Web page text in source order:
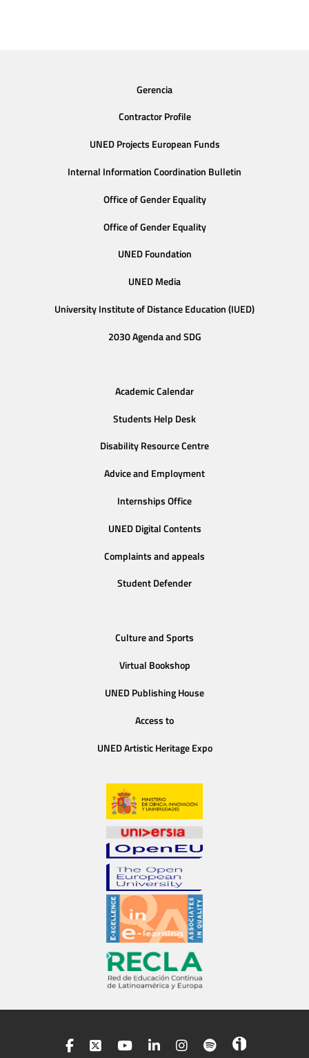
Gerencia
Contractor Profile
UNED Projects European Funds
Internal Information Coordination Bulletin
Office of Gender Equality
Office of Gender Equality
UNED Foundation
UNED Media
University Institute of Distance Education (IUED)
2030 Agenda and SDG
Academic Calendar
Students Help Desk
Disability Resource Centre
Advice and Employment
Internships Office
UNED Digital Contents
Complaints and appeals
Student Defender
Culture and Sports
Virtual Bookshop
UNED Publishing House
Access to
UNED Artistic Heritage Expo